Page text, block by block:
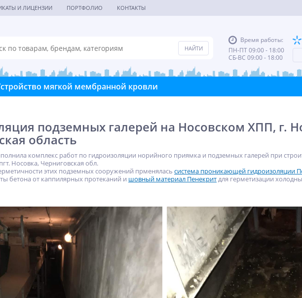
И ЛИЦЕНЗИИ ПОРТФОЛИО КОНТАКТЫ
Время работы:
ПН-ПТ 09:00 - 18:00
СБ-ВС 09:00 - 18:00
мягкой мембранной кровли
подземных галерей на Носовском ХПП, г.
область
комплекс работ по гидроизоляции норийного приямка и подземных галерей при
Носовка, Черниговская обл.
этих подземных сооружений прменялась система проникающей гидроизоляции
бетона от каппилярных протеканий и шовный материал Пенекритдля герметизации